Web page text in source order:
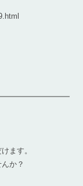
ます。
か？